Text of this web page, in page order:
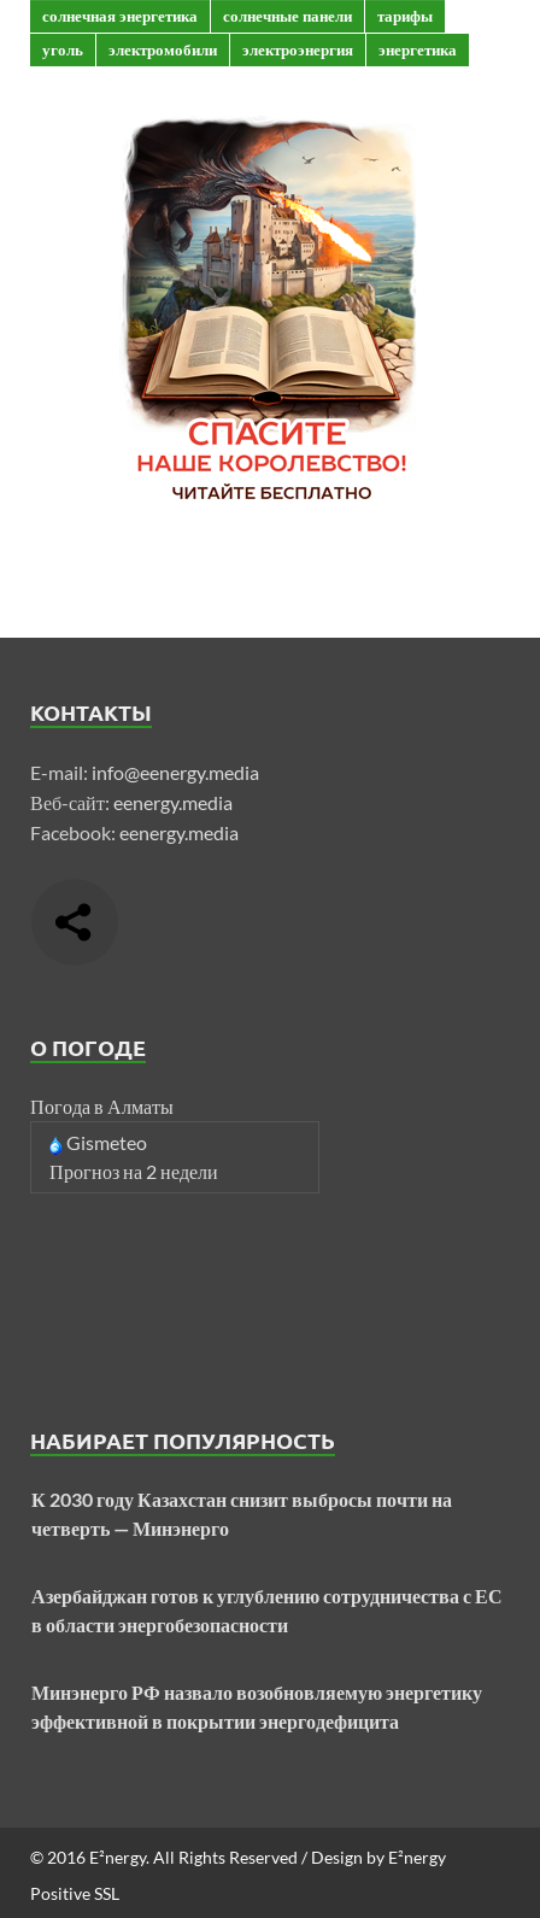
солнечная энергетика
солнечные панели
тарифы
уголь
электромобили электроэнергия энергетика
КОНТАКТЫ
E-mail: info@eenergy.media
Веб-сайт: eenergy.media
Facebook: eenergy.media
О ПОГОДЕ
Погода в Алматы
Gismeteo
Прогноз на 2 недели
НАБИРАЕТ ПОПУЛЯРНОСТЬ
К 2030 году Казахстан снизит выбросы почти на
четверть — Минэнерго
Азербайджан готов к углублению сотрудничества с ЕС
в области энергобезопасности
Минэнерго РФ назвало возобновляемую энергетику
эффективной в покрытии энергодефицита
© 2016 E²nergy. All Rights Reserved / Design by E²nergy
Positive SSL